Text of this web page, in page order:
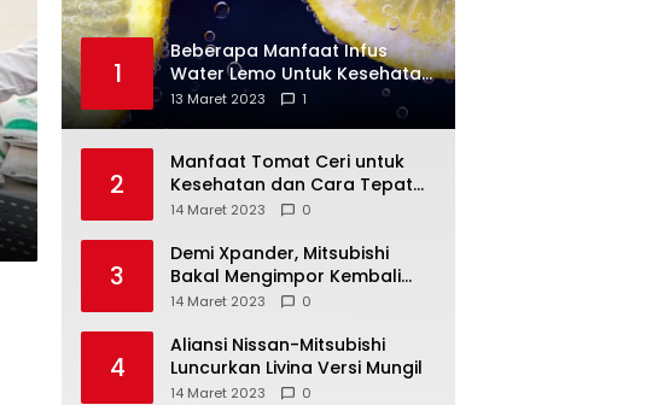
1
Beberapa Manfaat Infus
Water Lemo Untuk Kesehatan
Anda
13 Maret 2023 1
2
Manfaat Tomat Ceri untuk
Kesehatan dan Cara Tepat
Mengonsumsinya
14 Maret 2023 0
3
Demi Xpander, Mitsubishi
Bakal Mengimpor Kembali
Pajero Sport
14 Maret 2023 0
4
Aliansi Nissan-Mitsubishi
Luncurkan Livina Versi Mungil
14 Maret 2023 0